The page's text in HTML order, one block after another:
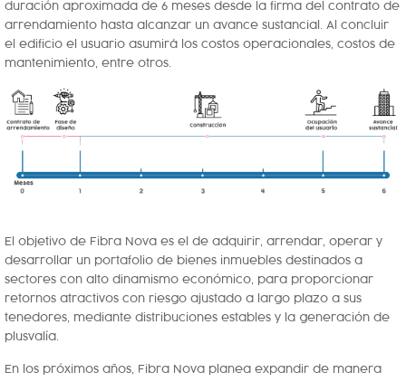
duración aproximada de 6 meses desde la firma del contrato de
arrendamiento hasta alcanzar un avance sustancial. Al concluir
el edificio el usuario asumirá los costos operacionales, costos de
mantenimiento, entre otros.
El objetivo de Fibra Nova es el de adquirir, arrendar, operar y
desarrollar un portafolio de bienes inmuebles destinados a
sectores con alto dinamismo económico, para proporcionar
retornos atractivos con riesgo ajustado a largo plazo a sus
tenedores, mediante distribuciones estables y la generación de
plusvalía.
En los próximos años, Fibra Nova planea expandir de manera